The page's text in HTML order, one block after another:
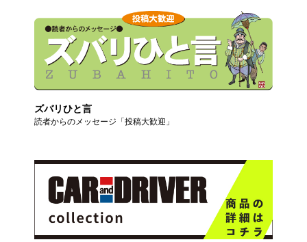
ズバリひと言
読者からのメッセージ「投稿大歓迎」